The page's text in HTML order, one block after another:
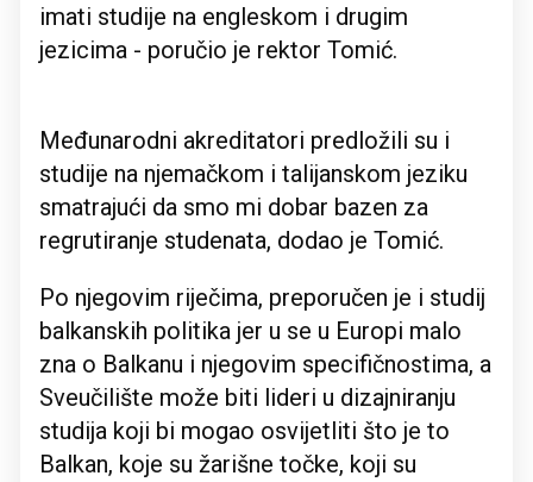
imati studije na engleskom i drugim
jezicima - poručio je rektor Tomić.
Međunarodni akreditatori predložili su i
studije na njemačkom i talijanskom jeziku
smatrajući da smo mi dobar bazen za
regrutiranje studenata, dodao je Tomić.
Po njegovim riječima, preporučen je i studij
balkanskih politika jer u se u Europi malo
zna o Balkanu i njegovim specifičnostima, a
Sveučilište može biti lideri u dizajniranju
studija koji bi mogao osvijetliti što je to
Balkan, koje su žarišne točke, koji su